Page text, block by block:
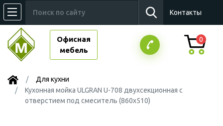
Контакты
Офисная
мебель
0
Для кухни
Кухонная мойка ULGRAN U-708 двухсекционная с
отверстием под смеситель (860х510)